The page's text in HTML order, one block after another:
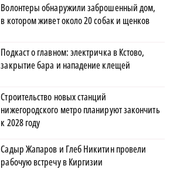
Волонтеры обнаружили заброшенный дом,
в котором живет около 20 собак и щенков
Подкаст о главном: электричка в Кстово,
закрытие бара и нападение клещей
Строительство новых станций
нижегородского метро планируют закончить
к 2028 году
Садыр Жапаров и Глеб Никитин провели
рабочую встречу в Киргизии